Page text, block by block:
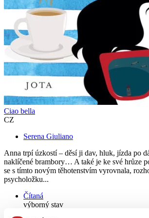
Ciao bella
CZ
Serena Giuliano
Anna trpí úzkostí – děsí ji dav, hluk, jízda po
naklíčené brambory… A také je ke své hrůze
se s tímto novým těhotenstvím vyrovnala,
psycholožku...
Čítaná
výborný stav